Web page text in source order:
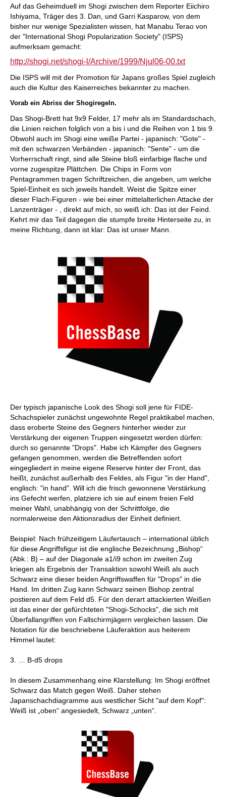
Auf das Geheimduell im Shogi zwischen dem Reporter Eiichiro
Ishiyama, Träger des 3. Dan, und Garri Kasparow, von dem
bisher nur wenige Spezialisten wissen, hat Manabu Terao von
der "International Shogi Popularization Society" (ISPS)
aufmerksam gemacht:
http://shogi.net/shogi-l/Archive/1999/Njul06-00.txt
Die ISPS will mit der Promotion für Japans großes Spiel zugleich
auch die Kultur des Kaiserreiches bekannter zu machen.
Vorab ein Abriss der Shogiregeln.
Das Shogi-Brett hat 9x9 Felder, 17 mehr als im Standardschach,
die Linien reichen folglich von a bis i und die Reihen von 1 bis 9.
Obwohl auch im Shogi eine weiße Partei - japanisch: "Gote" -
mit den schwarzen Verbänden - japanisch: "Sente" - um die
Vorherrschaft ringt, sind alle Steine bloß einfarbige flache und
vorne zugespitze Plättchen. Die Chips in Form von
Pentagrammen tragen Schriftzeichen, die angeben, um welche
Spiel-Einheit es sich jeweils handelt. Weist die Spitze einer
dieser Flach-Figuren - wie bei einer mittelalterlichen Attacke der
Lanzenträger - ,
direkt auf mich, so weiß ich: Das ist der Feind.
Kehrt mir das Teil dagegen die stumpfe breite Hinterseite zu, in
meine Richtung, dann ist klar: Das ist unser Mann.
Der typisch japanische Look des Shogi soll jene für FIDE-
Schachspieler zunächst ungewohnte Regel praktikabel machen,
dass eroberte Steine des Gegners hinterher wieder zur
Verstärkung der eigenen Truppen eingesetzt werden dürfen:
durch so genannte "Drops". Habe ich Kämpfer des Gegners
gefangen genommen, werden die Betreffenden sofort
eingegliedert in meine eigene Reserve hinter der Front, das
heißt, zunächst außerhalb des Feldes, als Figur "in der Hand",
englisch: "in hand". Will ich die frisch gewonnene Verstärkung
ins Gefecht werfen, platziere ich sie auf einem freien Feld
meiner Wahl, unabhängig von der Schrittfolge, die
normalerweise den Aktionsradius der Einheit definiert.
Beispiel: Nach frühzeitigem Läufertausch – international üblich
für diese Angriffsfigur ist die englische Bezeichnung „Bishop“
(Abk.: B) – auf der Diagonale a1/i9 schon im zweiten Zug
kriegen als Ergebnis der Transaktion sowohl Weiß als auch
Schwarz eine dieser beiden Angriffswaffen für "Drops" in die
Hand. Im dritten Zug kann Schwarz seinen Bishop zentral
postieren auf dem Feld d5. Für den derart attackierten Weißen
ist das einer der gefürchteten "Shogi-Schocks", die sich mit
Überfallangriffen von Fallschirmjägern vergleichen lassen. Die
Notation für die beschriebene Läuferaktion aus heiterem
Himmel lautet:
3. … B-d5 drops
In diesem Zusammenhang eine Klarstellung: Im Shogi eröffnet
Schwarz das Match gegen Weiß. Daher stehen
Japanschachdiagramme aus westlicher Sicht "auf dem Kopf":
Weiß ist „oben“ angesiedelt, Schwarz „unten“.